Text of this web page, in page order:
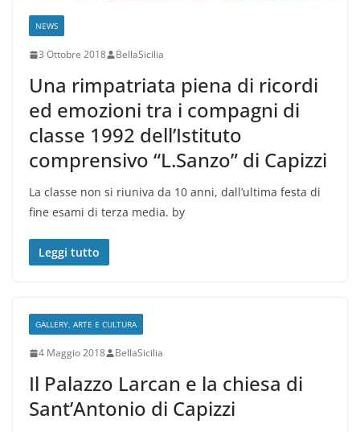
NEWS
3 Ottobre 2018 BellaSicilia
Una rimpatriata piena di ricordi
ed emozioni tra i compagni di
classe 1992 dell’Istituto
comprensivo “L.Sanzo” di Capizzi
La classe non si riuniva da 10 anni, dall’ultima festa di
fine esami di terza media. by
Leggi tutto
GALLERY, ARTE E CULTURA
4 Maggio 2018 BellaSicilia
Il Palazzo Larcan e la chiesa di
Sant’Antonio di Capizzi